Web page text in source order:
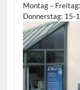
Montag –
Donnerstag: 15-